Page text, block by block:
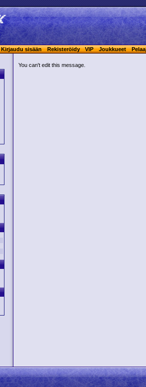
Kirjaudu sisään Rekisteröidy VIP Joukkueet
You can't edit this message.